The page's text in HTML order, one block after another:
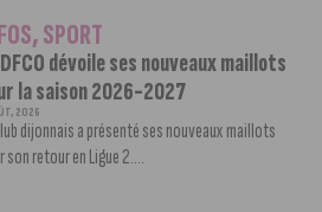
,SPORT
dévoile ses nouveaux maillots
la saison 2026-2027
2026
dijonnais a présenté ses nouveaux maillots
son retour en Ligue 2....